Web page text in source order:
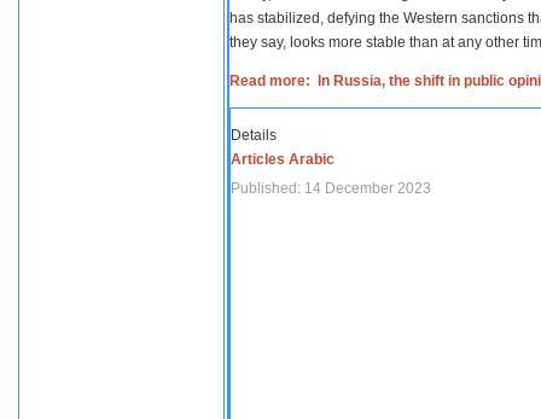
has stabilized, defying the Western sanctions
they say, looks more stable than at any other
Read more: In Russia, the shift in public
Details
Articles Arabic
Published: 14 December 2023